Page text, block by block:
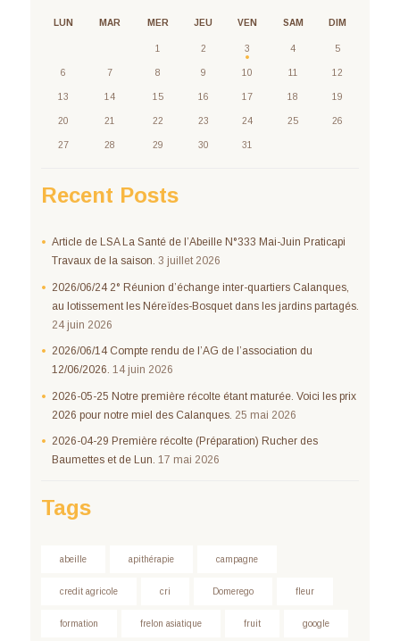
LUN MAR MER JEU VEN SAM DIM
1 2 3 4 5
6 7 8 9 10 11 12
13 14 15 16 17 18 19
20 21 22 23 24 25 26
27 28 29 30 31
Recent Posts
Article de LSA La Santé de l’Abeille N°333 Mai-Juin Praticapi
Travaux de la saison. 3 juillet 2026
2026/06/24 2° Réunion d’échange inter-quartiers Calanques,
au lotissement les Néreïdes-Bosquet dans les jardins partagés.
24 juin 2026
2026/06/14 Compte rendu de l’AG de l’association du
12/06/2026. 14 juin 2026
2026-05-25 Notre première récolte étant maturée. Voici les prix
2026 pour notre miel des Calanques. 25 mai 2026
2026-04-29 Première récolte (Préparation) Rucher des
Baumettes et de Lun. 17 mai 2026
Tags
abeille apithérapie campagne
credit agricole cri Domerego fleur
formation frelon asiatique fruit google